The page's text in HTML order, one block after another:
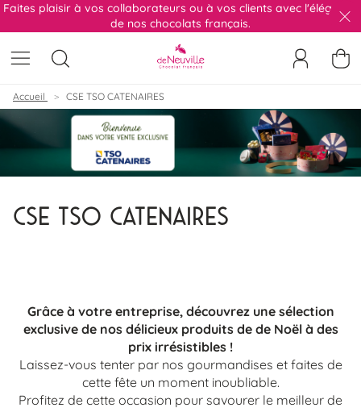
Faites plaisir à vos collaborateurs ou à vos clients avec l'élégance
de nos chocolats français.
AFFICHER LE MENU
Ouvrir la recherche Me
Accueil CSE TSO CATENAIRES
CSE TSO CATENAIRES
Grâce à votre entreprise, découvrez une sélection
exclusive de nos délicieux produits de de Noël à des
prix irrésistibles !
Laissez-vous tenter par nos gourmandises et faites de
cette fête un moment inoubliable.
Profitez de cette occasion pour savourer le meilleur de